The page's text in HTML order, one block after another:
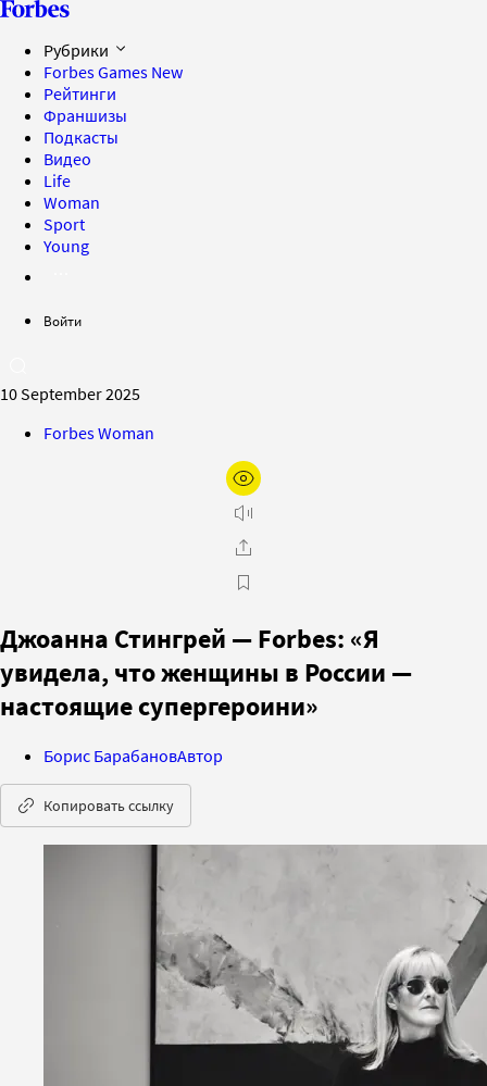
Рубрики
Forbes Games New
Рейтинги
Франшизы
Подкасты
Видео
Life
Woman
Sport
Young
Войти
10 September 2025
Forbes Woman
Джоанна Стингрей — Forbes: «Я
увидела, что женщины в России —
настоящие супергероини»
Борис БарабановАвтор
Копировать ссылку